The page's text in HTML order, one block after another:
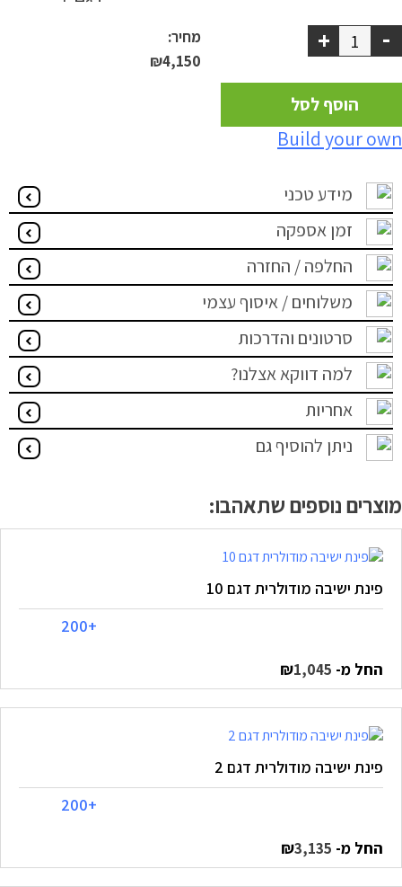
-
+
מחיר:
₪4,150
הוסף לסל
Build your own
מידע טכני
זמן אספקה
החלפה / החזרה
משלוחים / איסוף עצמי
סרטונים והדרכות
למה דווקא אצלנו?
אחריות
ניתן להוסיף גם
מוצרים נוספים שתאהבו:
פינת ישיבה מודולרית דגם 10
+200
החל מ- ₪1,045
פינת ישיבה מודולרית דגם 2
+200
החל מ- ₪3,135